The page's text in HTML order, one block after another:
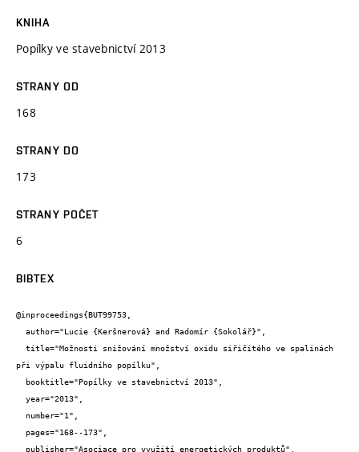
KNIHA
Popílky ve stavebnictví 2013
STRANY OD
168
STRANY DO
173
STRANY POČET
6
BIBTEX
@inproceedings{BUT99753,
při výpalu fluidního popílku",